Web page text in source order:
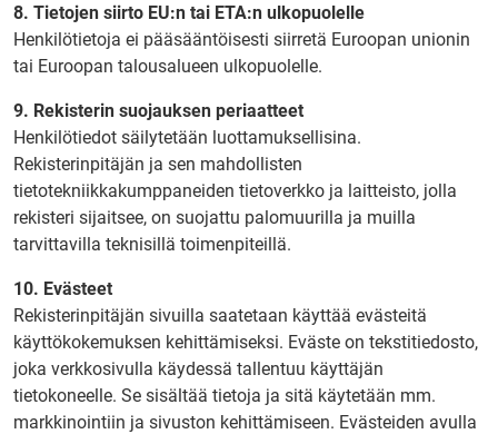
8. Tietojen siirto EU:n tai ETA:n ulkopuolelle
Henkilötietoja ei pääsääntöisesti siirretä Euroopan unionin
tai Euroopan talousalueen ulkopuolelle.
9. Rekisterin suojauksen periaatteet
Henkilötiedot säilytetään luottamuksellisina.
Rekisterinpitäjän ja sen mahdollisten
tietotekniikkakumppaneiden tietoverkko ja laitteisto, jolla
rekisteri sijaitsee, on suojattu palomuurilla ja muilla
tarvittavilla teknisillä toimenpiteillä.
10. Evästeet
Rekisterinpitäjän sivuilla saatetaan käyttää evästeitä
käyttökokemuksen kehittämiseksi. Eväste on tekstitiedosto,
joka verkkosivulla käydessä tallentuu käyttäjän
tietokoneelle. Se sisältää tietoja ja sitä käytetään mm.
markkinointiin ja sivuston kehittämiseen. Evästeiden avulla